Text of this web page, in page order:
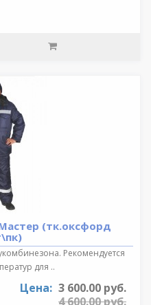
(тк.оксфорд
Рекомендуется
для ..
Цена: 3 600.00 руб.
4 600.00 руб.